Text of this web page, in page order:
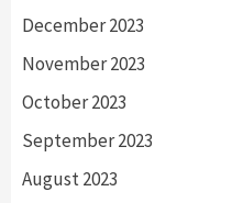
December 2023
November 2023
October 2023
September 2023
August 2023